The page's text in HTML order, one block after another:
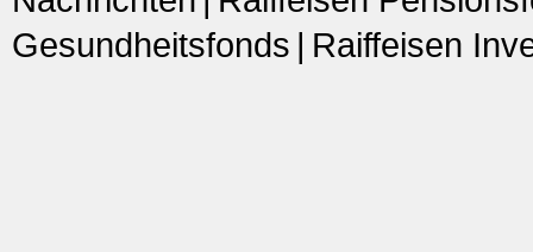
Gesundheitsfonds
Raiffeisen